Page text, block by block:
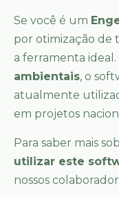
Se você é um
por otimização de
a ferramenta
ambientais, o
atualmente
em projetos
Para saber mais
utilizar este
nossos